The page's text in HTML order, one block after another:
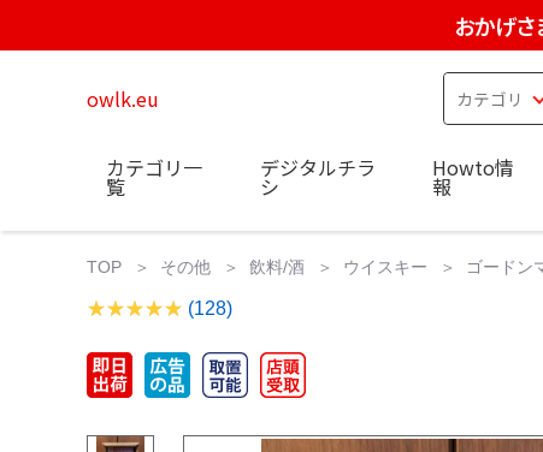
おかげ
owlk.eu
カテゴリ一
覧
デジタルチラ
シ
Howto情
報
TOP その他 飲料/酒 ウイスキー ゴードン
(128)